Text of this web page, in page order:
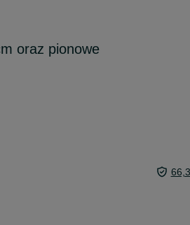
oraz pionowe